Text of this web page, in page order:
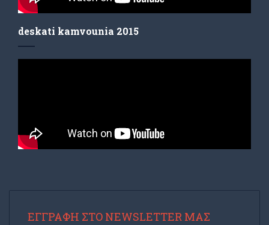
deskati kamvounia 2015
ΕΓΓΡΑΦΉ ΣΤΟ NEWSLETTER ΜΑΣ